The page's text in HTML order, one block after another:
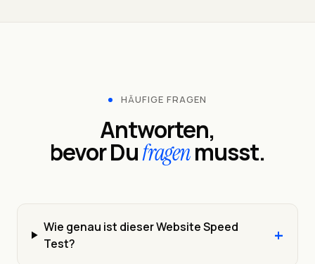
HÄUFIGE FRAGEN
Antworten,
bevor Dufragenmusst.
Wie genau ist dieser Website Speed
Test?
+